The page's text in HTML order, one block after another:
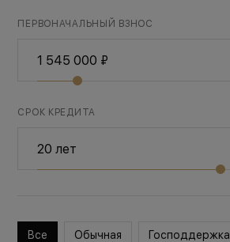
ПЕРВОНАЧАЛЬНЫЙ ВЗНОС
СРОК КРЕДИТА
Все Обычная Господдержка